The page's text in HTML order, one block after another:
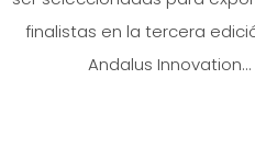
finalistas en la tercera
Andalus Innovation...